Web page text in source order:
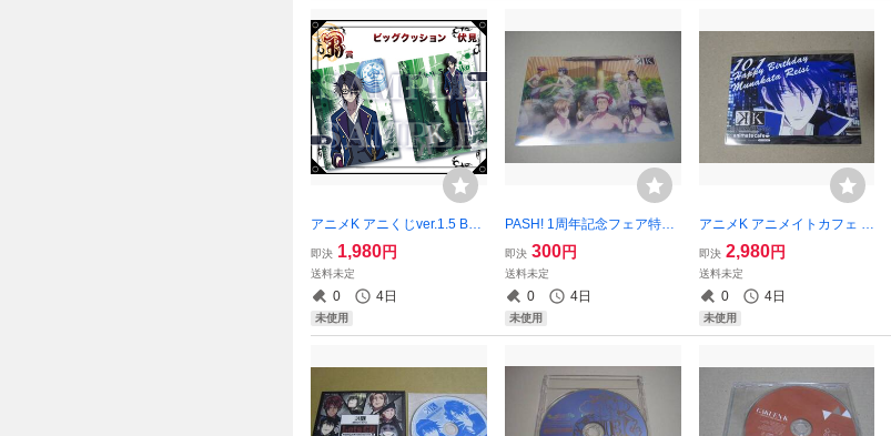
アニメK アニくじver.1.5 B賞
ビッグクッション 伏見猿比
古
即決 1,980円
送料未定
0 4日
未使用
PASH! 1周年記念フェア特典
クリアイラストシート/アニ
メK
即決 300円
送料未定
0 4日
未使用
アニメK アニメイトカフェ バ
ースデーブロマイド 宗像礼
司
即決 2,980円
送料未定
0 4日
未使用